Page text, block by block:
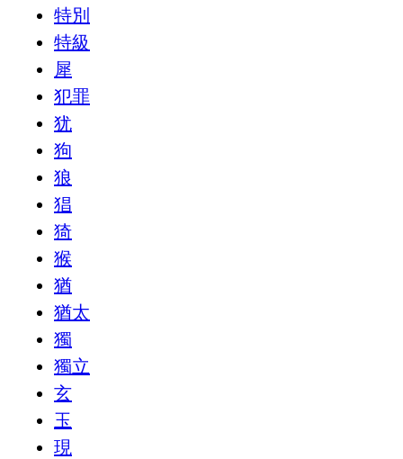
特別
特級
犀
犯罪
犹
狗
狼
猖
猗
猴
猶
猶太
獨
獨立
玄
玉
現